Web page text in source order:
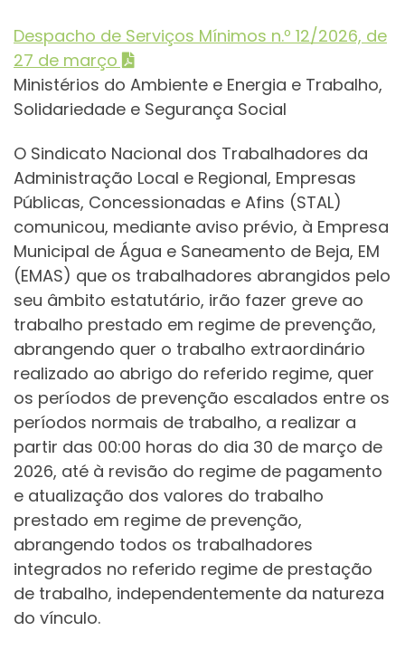
Despacho de Serviços Mínimos n.º 12/2026, de
27 de março
Ministérios do Ambiente e Energia e Trabalho,
Solidariedade e Segurança Social
O Sindicato Nacional dos Trabalhadores da
Administração Local e Regional, Empresas
Públicas, Concessionadas e Afins (STAL)
comunicou, mediante aviso prévio, à Empresa
Municipal de Água e Saneamento de Beja, EM
(EMAS) que os trabalhadores abrangidos pelo
seu âmbito estatutário, irão fazer greve ao
trabalho prestado em regime de prevenção,
abrangendo quer o trabalho extraordinário
realizado ao abrigo do referido regime, quer
os períodos de prevenção escalados entre os
períodos normais de trabalho, a realizar a
partir das 00:00 horas do dia 30 de março de
2026, até à revisão do regime de pagamento
e atualização dos valores do trabalho
prestado em regime de prevenção,
abrangendo todos os trabalhadores
integrados no referido regime de prestação
de trabalho, independentemente da natureza
do vínculo.